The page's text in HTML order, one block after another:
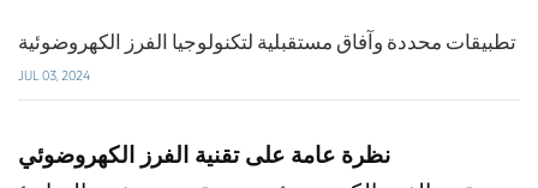
تطبيقات محددة وآفاق مستقبلية لتكنولوجيا الفرز الكهروضوئية
JUL 03, 2024
نظرة عامة على تقنية الفرز الكهروضوئي